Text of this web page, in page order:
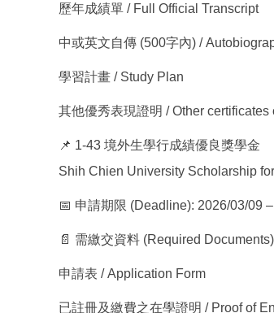
歷年成績單 / Full Official Transcript
中或英文自傳 (500字內) /
學習計畫 / Study Plan
其他優秀表現證明 / Other
📌 1-43 境外生學行成績優良獎學金
Shih Chien University Scholarship
📅 申請期限 (Deadline): 2026/03/09
📄 需繳交資料 (Required
申請表 / Application Form
已註冊及繳費之在學證明 / Proof of